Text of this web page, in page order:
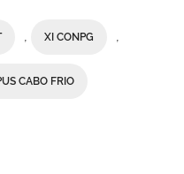
XI CONPG
CABO FRIO